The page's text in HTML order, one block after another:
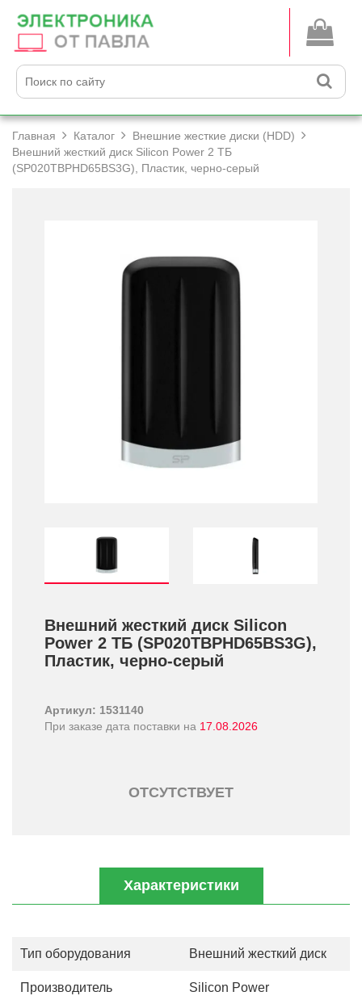
Главная Каталог
Внешние жесткие диски (HDD)
Внешний жесткий диск Silicon Power 2 ТБ
(SP020TBPHD65BS3G), Пластик, черно-серый
Внешний жесткий диск Silicon
Power 2 ТБ (SP020TBPHD65BS3G),
Пластик, черно-серый
Артикул: 1531140
При заказе дата поставки на 17.08.2026
ОТСУТСТВУЕТ
Характеристики
Тип оборудования Внешний жесткий диск
Производитель Silicon Power